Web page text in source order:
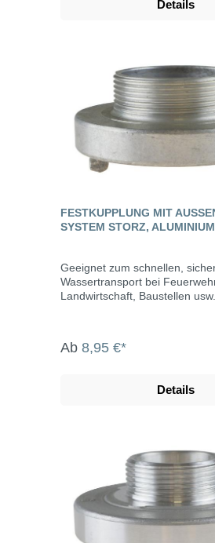
Details
FESTKUPPLUNG MIT
YSTEM STORZ,
Geeignet zum schnellen,
Wassertransport bei
Landwirtschaft, Baustellen usw.
Ab 8,95 €*
Details